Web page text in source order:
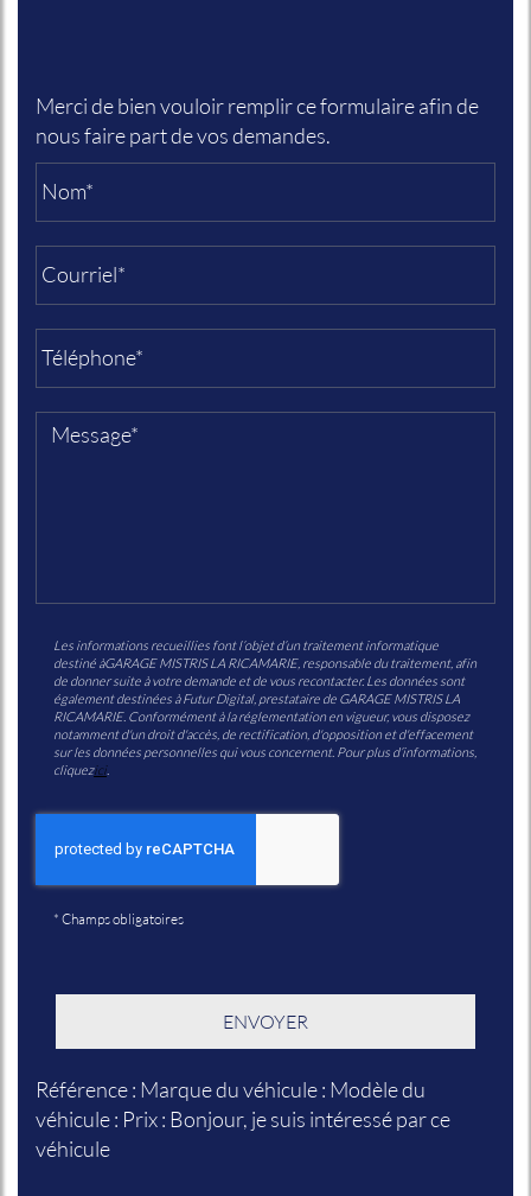
Merci de bien vouloir remplir ce formulaire afin de
nous faire part de vos demandes.
Les informations recueillies font l’objet d’un traitement informatique
destiné àGARAGE MISTRIS LA RICAMARIE, responsable du traitement, afin
de donner suite à votre demande et de vous recontacter. Les données sont
également destinées à Futur Digital, prestataire de GARAGE MISTRIS LA
RICAMARIE. Conformément à la réglementation en vigueur, vous disposez
notamment d'un droit d'accès, de rectification, d'opposition et d'effacement
sur les données personnelles qui vous concernent. Pour plus d’informations,
cliquezici.
* Champs obligatoires
Référence : Marque du véhicule : Modèle du
véhicule : Prix : Bonjour, je suis intéressé par ce
véhicule